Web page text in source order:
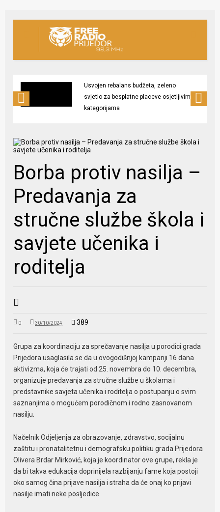
Usvojen rebalans budžeta, zeleno
svjetlo za besplatne placeve osjetljivim
kategorijama
Borba protiv nasilja –
Predavanja za
stručne službe škola i
savjete učenika i
roditelja
0 30/10/2024 389
Grupa za koordinaciju za sprečavanje nasilja u porodici grada
Prijedora usaglasila se da u ovogodišnjoj kampanji 16 dana
aktivizma, koja će trajati od 25. novembra do 10. decembra,
organizuje predavanja za stručne službe u školama i
predstavnike savjeta učenika i roditelja o postupanju o svim
saznanjima o mogućem porodičnom i rodno zasnovanom
nasilju.
Načelnik Odjeljenja za obrazovanje, zdravstvo, socijalnu
zaštitu i pronatalitetnu i demografsku politiku grada Prijedora
Olivera Brdar Mirković, koja je koordinator ove grupe, rekla je
da bi takva edukacija doprinijela razbijanju fame koja postoji
oko samog čina prijave nasilja i straha da će onaj ko prijavi
nasilje imati neke posljedice.